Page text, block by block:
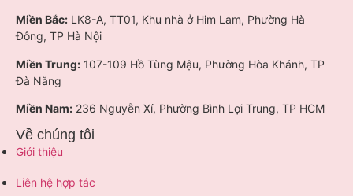
Miền Bắc: LK8-A, TT01, Khu nhà ở Him Lam, Phường Hà
Đông, TP Hà Nội
Miền Trung: 107-109 Hồ Tùng Mậu, Phường Hòa Khánh, TP
Đà Nẵng
Miền Nam: 236 Nguyễn Xí, Phường Bình Lợi Trung, TP HCM
Về chúng tôi
Giới thiệu
Liên hệ hợp tác